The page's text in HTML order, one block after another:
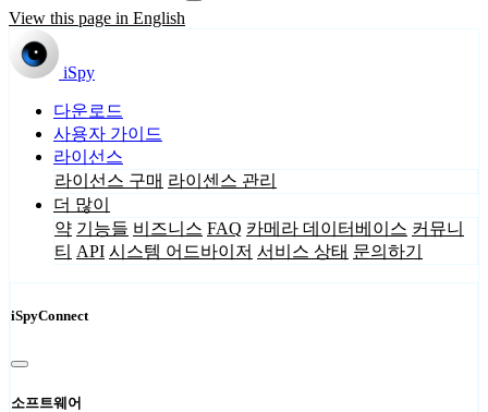
View this page in English
iSpy
다운로드
사용자 가이드
라이선스
라이선스 구매 라이센스 관리
더 많이
약 기능들 비즈니스 FAQ 카메라 데이터베이스 커뮤니
티 API 시스템 어드바이저 서비스 상태 문의하기
iSpyConnect
소프트웨어